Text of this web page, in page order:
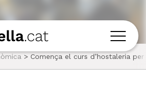
> Comença el curs d’hostaleria